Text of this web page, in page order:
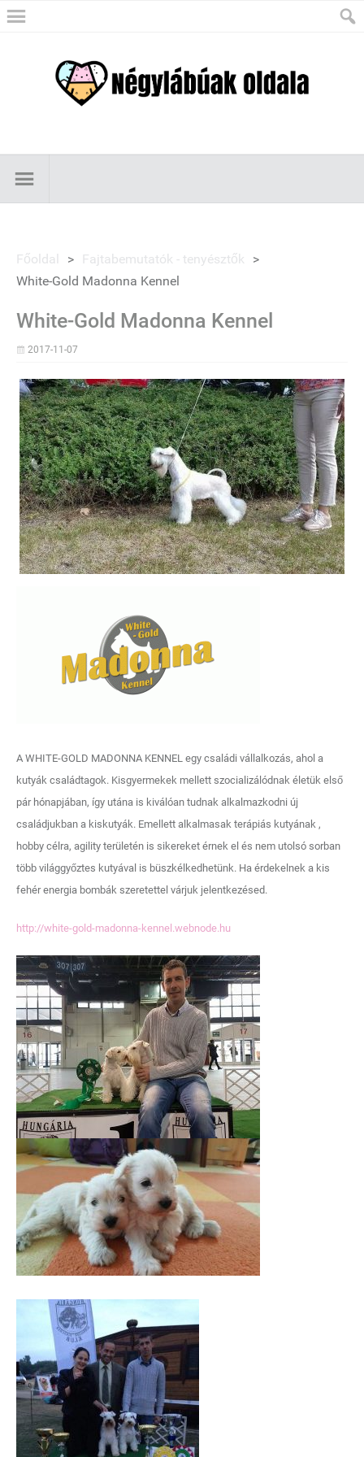
Főoldal > Fajtabemutatók - tenyésztők
>
White-Gold Madonna Kennel
White-Gold Madonna Kennel
2017-11-07
A WHITE-GOLD MADONNA KENNEL egy családi vállalkozás, ahol a
kutyák családtagok. Kisgyermekek mellett szocializálódnak életük első
pár hónapjában, így utána is kiválóan tudnak alkalmazkodni új
családjukban a kiskutyák. Emellett alkalmasak terápiás kutyának ,
hobby célra, agility területén is sikereket érnek el és nem utolsó sorban
több világgyőztes kutyával is büszkélkedhetünk. Ha érdekelnek a kis
fehér energia bombák szeretettel várjuk jelentkezésed.
http://white-gold-madonna-kennel.webnode.hu